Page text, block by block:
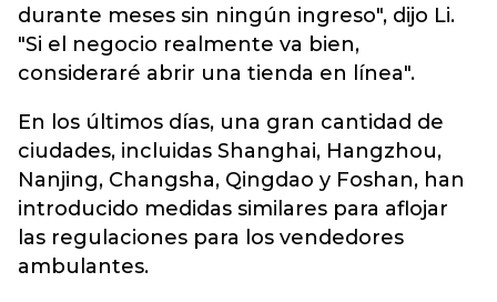
durante meses sin ningún ingreso", dijo Li.
"Si el negocio realmente va bien,
consideraré abrir una tienda en línea".
En los últimos días, una gran cantidad de
ciudades, incluidas Shanghai, Hangzhou,
Nanjing, Changsha, Qingdao y Foshan, han
introducido medidas similares para aflojar
las regulaciones para los vendedores
ambulantes.